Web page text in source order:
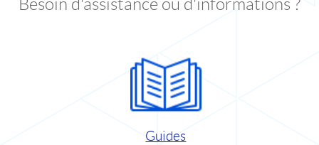
Besoin d'assistance ou d'informations ?
Guides